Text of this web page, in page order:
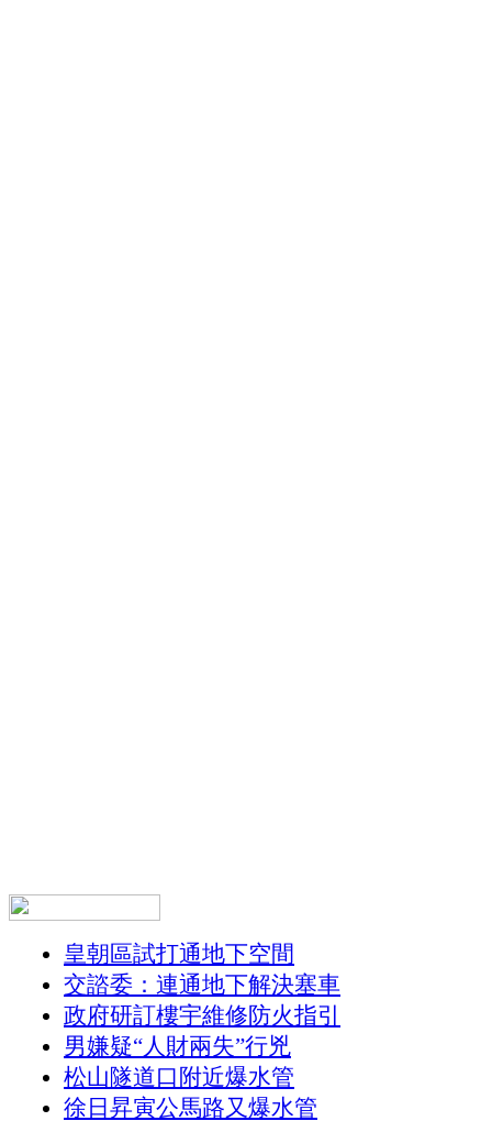
皇朝區試打通地下空間
交諮委：連通地下解決塞車
政府研訂樓宇維修防火指引
男嫌疑“人財兩失”行兇
松山隧道口附近爆水管
徐日昇寅公馬路又爆水管